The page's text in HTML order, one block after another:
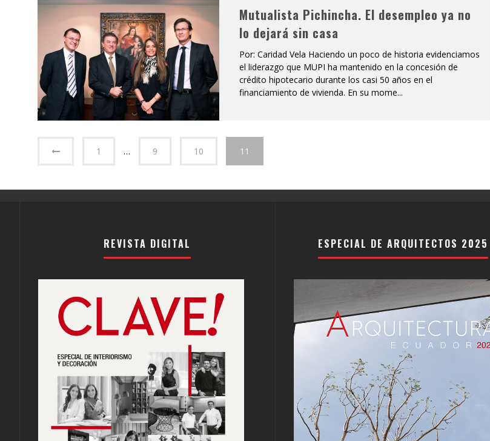
Mutualista Pichincha. El desempleo ya no
lo dejará sin casa
Por: Caridad Vela Haciendo un poco de historia evidenciamos
el liderazgo que MUPI ha mantenido en la concesión de
crédito hipotecario durante los casi 50 años en el
financiamiento de vivienda. En su mome...
1 … 9 10 11
REVISTA DIGITAL ESPECIAL DE ARQUITECTOS 2025